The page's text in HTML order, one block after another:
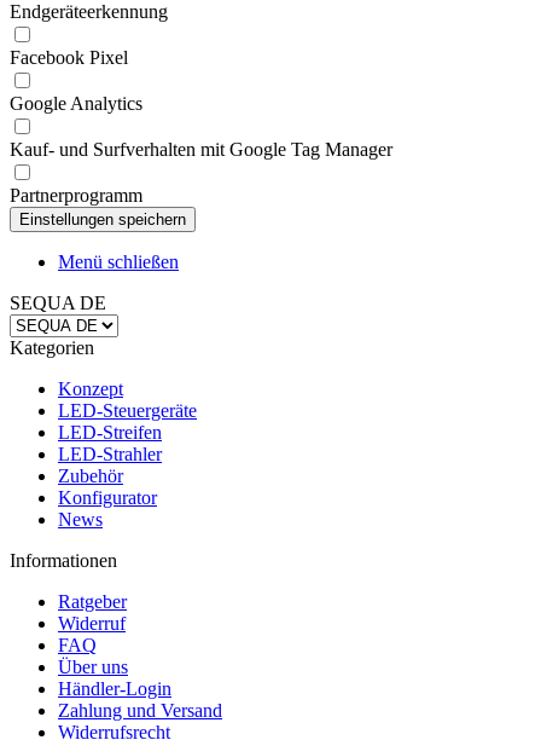
Endgeräteerkennung
Facebook Pixel
Google Analytics
Kauf- und Surfverhalten mit Google Tag Manager
Partnerprogramm
Menü schließen
SEQUA DE
Kategorien
Konzept
LED-Steuergeräte
LED-Streifen
LED-Strahler
Zubehör
Konfigurator
News
Informationen
Ratgeber
Widerruf
FAQ
Über uns
Händler-Login
Zahlung und Versand
Widerrufsrecht